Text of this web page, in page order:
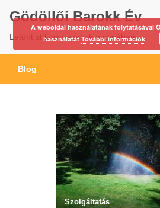
Gödöllői Barokk Év
Letűnt stíluskorszakok nyomában…
Blog
Szolgáltatás
A weboldal használatának folytatásával
használatátTovábbi információk